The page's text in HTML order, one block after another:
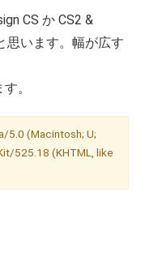
CS か CS2 &
思います。幅が広す
。
5.0 (Macintosh; U;
525.18 (KHTML, like